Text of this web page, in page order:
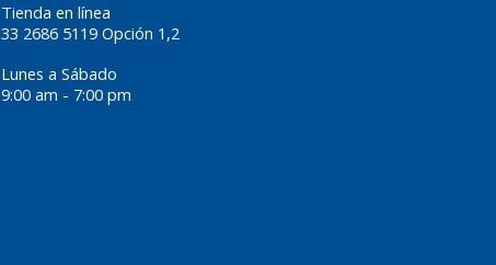
Tienda en línea
33 2686 5119 Opción 1,2
Lunes a Sábado
9:00 am - 7:00 pm